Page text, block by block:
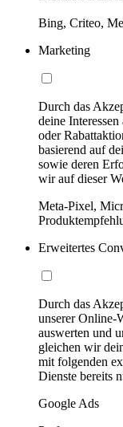
Bing, Criteo,
Marketing
Durch das
deine
oder
basierend auf
sowie deren
wir auf dieser
Meta-Pixel,
Erweitertes
Durch das
unserer Online-
auswerten und
gleichen wir
mit folgenden
Dienste bereits
Google Ads